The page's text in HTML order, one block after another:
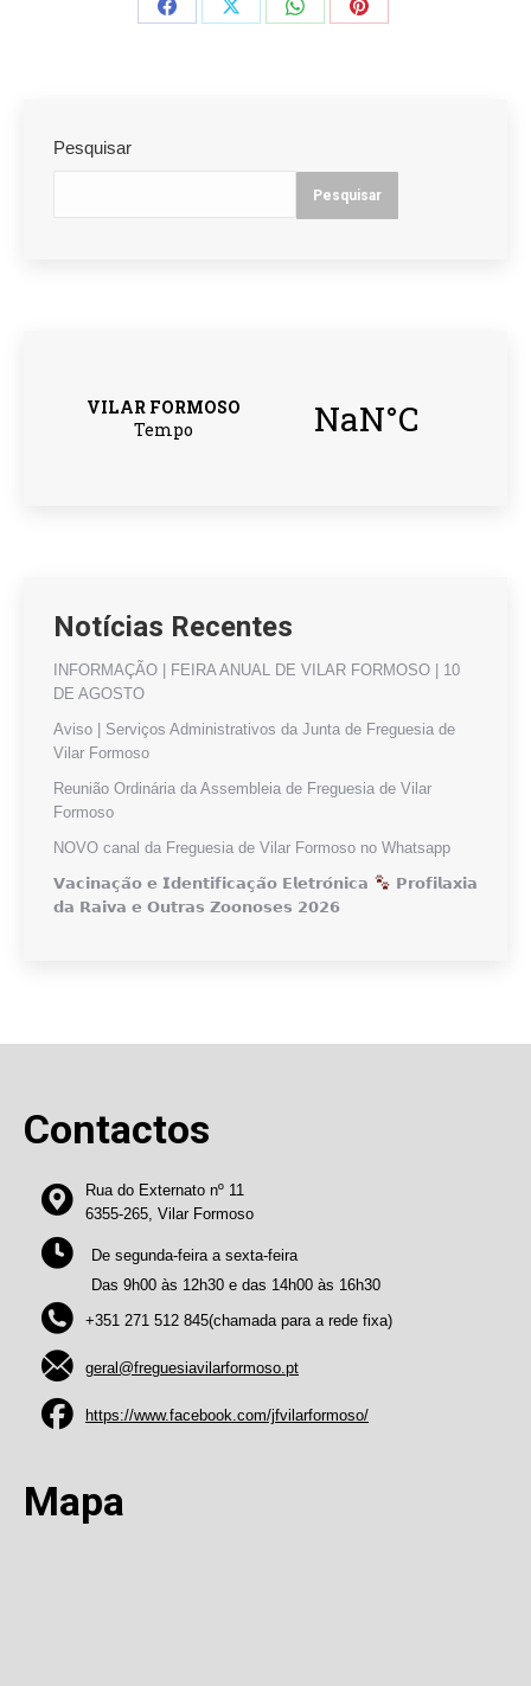
Pesquisar
Pesquisar
Notícias Recentes
INFORMAÇÃO | FEIRA ANUAL DE VILAR FORMOSO | 10
DE AGOSTO
Aviso | Serviços Administrativos da Junta de Freguesia de
Vilar Formoso
Reunião Ordinária da Assembleia de Freguesia de Vilar
Formoso
NOVO canal da Freguesia de Vilar Formoso no Whatsapp
𝗩𝗮𝗰𝗶𝗻𝗮𝗰̧𝗮̃𝗼 𝗲 𝗜𝗱𝗲𝗻𝘁𝗶𝗳𝗶𝗰𝗮𝗰̧𝗮̃𝗼 𝗘𝗹𝗲𝘁𝗿𝗼́𝗻𝗶𝗰𝗮
𝗣𝗿𝗼𝗳𝗶𝗹𝗮𝘅𝗶𝗮
𝗱𝗮 𝗥𝗮𝗶𝘃𝗮 𝗲 𝗢𝘂𝘁𝗿𝗮𝘀 𝗭𝗼𝗼𝗻𝗼𝘀𝗲𝘀 𝟮𝟬𝟮𝟲
Contactos
Rua do Externato nº 11
6355-265, Vilar Formoso
De segunda-feira a sexta-feira
Das 9h00 às 12h30 e das 14h00 às 16h30
+351 271 512 845(chamada para a rede fixa)
geral@freguesiavilarformoso.pt
https://www.facebook.com/jfvilarformoso/
Mapa